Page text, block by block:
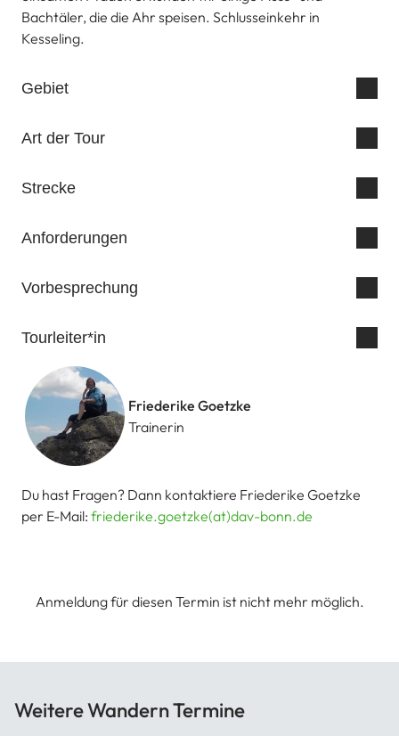
Bachtäler, die die Ahr speisen. Schlusseinkehr in
Kesseling.
Gebiet
Art der Tour
Strecke
Anforderungen
Vorbesprechung
Tourleiter*in
Friederike Goetzke
Trainerin
Du hast Fragen? Dann kontaktiere Friederike Goetzke
per E-Mail: friederike.goetzke(at)dav-bonn.de
Anmeldung für diesen Termin ist nicht mehr möglich.
Weitere Wandern Termine